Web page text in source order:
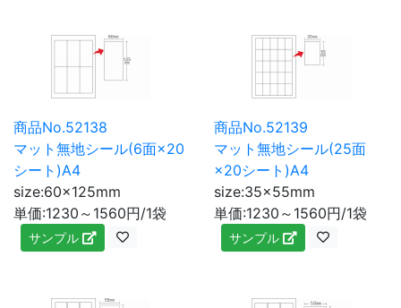
商品No.52138
マット無地シール(6面×20
シート)A4
size:60×125mm
単価:1230～1560円/1袋
サンプル
商品No.52139
マット無地シール(25面
×20シート)A4
size:35×55mm
単価:1230～1560円/1袋
サンプル